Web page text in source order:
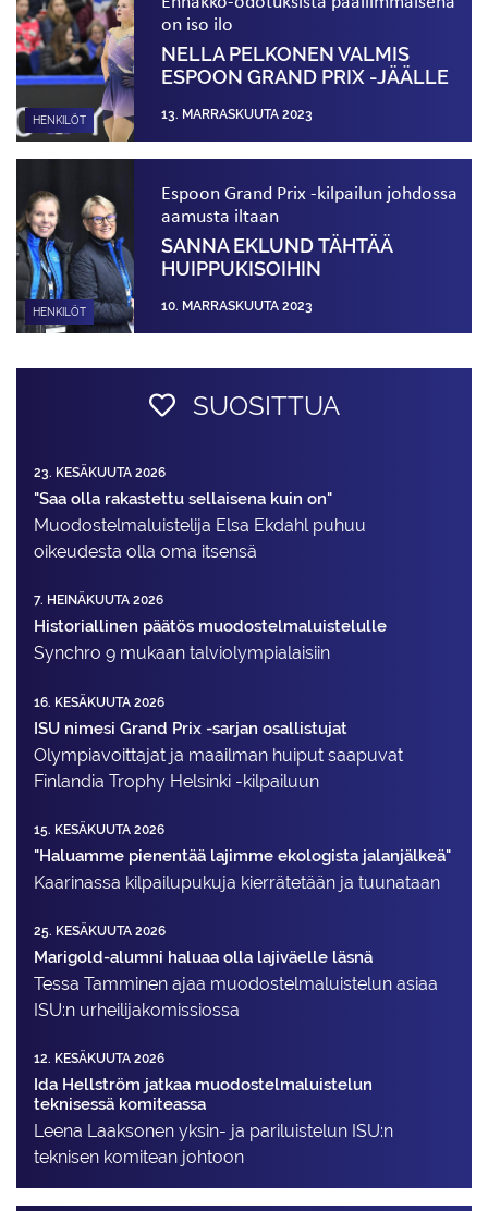
HENKILÖT
on iso ilo
NELLA PELKONEN VALMIS
ESPOON GRAND PRIX -JÄÄLLE
13. MARRASKUUTA 2023
HENKILÖT
Espoon Grand Prix -kilpailun johdossa
aamusta iltaan
SANNA EKLUND TÄHTÄÄ
HUIPPUKISOIHIN
10. MARRASKUUTA 2023
SUOSITTUA
23. KESÄKUUTA 2026
"Saa olla rakastettu sellaisena kuin on"
Muodostelma­luistelija Elsa Ekdahl puhuu
oikeudesta olla oma itsensä
7. HEINÄKUUTA 2026
Historiallinen päätös muodostelmaluistelulle
Synchro 9 mukaan talviolympialaisiin
16. KESÄKUUTA 2026
ISU nimesi Grand Prix -sarjan osallistujat
Olympiavoittajat ja maailman huiput saapuvat
Finlandia Trophy Helsinki -kilpailuun
15. KESÄKUUTA 2026
"Haluamme pienentää lajimme ekologista jalanjälkeä"
Kaarinassa kilpailupukuja kierrätetään ja tuunataan
25. KESÄKUUTA 2026
Marigold-alumni haluaa olla lajiväelle läsnä
Tessa Tamminen ajaa muodostelma­luistelun asiaa
ISU:n urheilija­komissiossa
12. KESÄKUUTA 2026
Ida Hellström jatkaa muodostelmaluistelun
teknisessä komiteassa
Leena Laaksonen yksin- ja pariluistelun ISU:n
teknisen komitean johtoon